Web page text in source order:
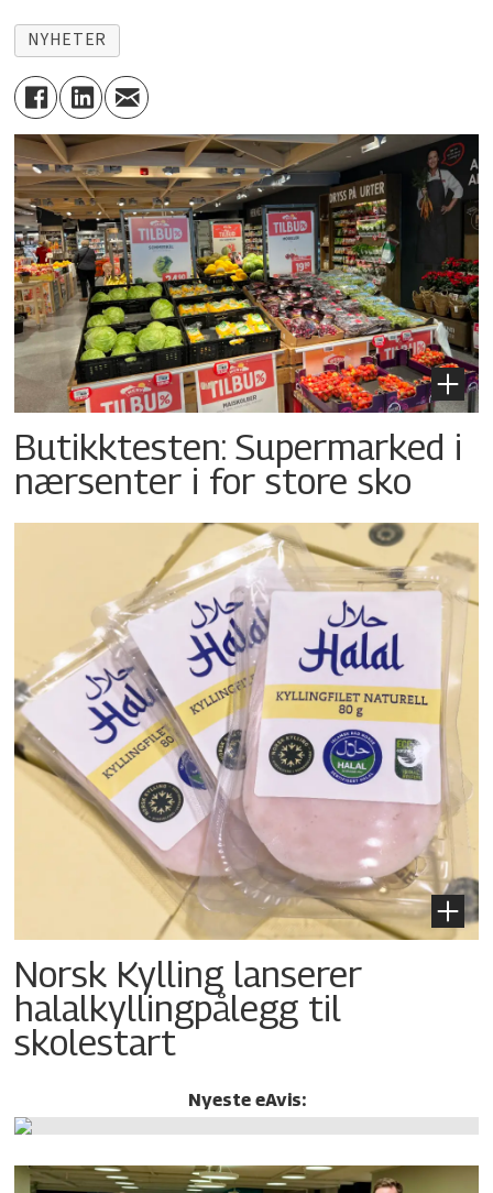
NYHETER
Butikktesten: Supermarked i
nærsenter i for store sko
Norsk Kylling lanserer
halalkylling­pålegg til
skolestart
Nyeste eAvis: